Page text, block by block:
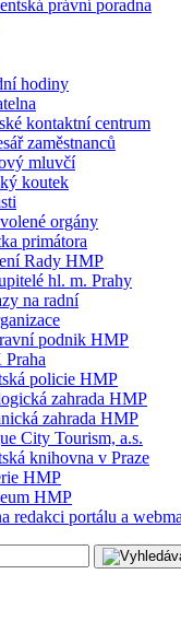
právní poradna
hodiny
kontaktní centrum
zaměstnanců
mluvčí
koutek
orgány
primátora
Rady HMP
hl. m. Prahy
na radní
podnik HMP
policie HMP
zahrada HMP
zahrada HMP
City Tourism, a.s.
knihovna v Praze
HMP
HMP
redakci portálu a